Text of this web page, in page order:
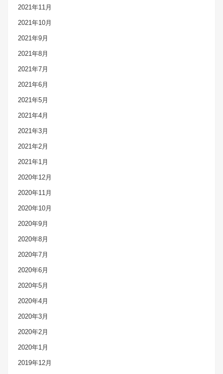
2021年11月
2021年10月
2021年9月
2021年8月
2021年7月
2021年6月
2021年5月
2021年4月
2021年3月
2021年2月
2021年1月
2020年12月
2020年11月
2020年10月
2020年9月
2020年8月
2020年7月
2020年6月
2020年5月
2020年4月
2020年3月
2020年2月
2020年1月
2019年12月